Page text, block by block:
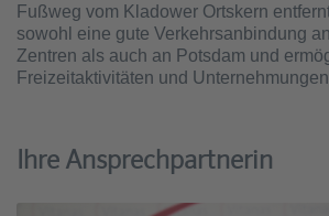
Fußweg vom Kladower Ortskern
sowohl eine gute Verkehrsanbindung
Zentren als auch an Potsdam und
Freizeitaktivitäten und
Ihre Ansprechpartnerin